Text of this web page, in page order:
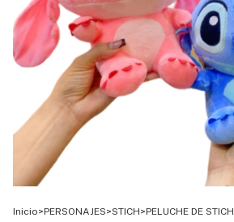
Inicio>PERSONAJES>STICH>PELUCHE DE STICH